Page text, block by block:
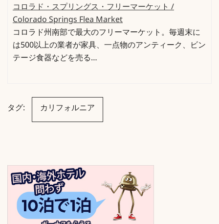
コロラド・スプリングス・フリーマーケット /
Colorado Springs Flea Market
コロラド州南部で最大のフリーマーケット。毎週末に
は500以上の業者が家具、一点物のアンティーク、ビン
テージ食器などを売る…
タグ: カリフォルニア